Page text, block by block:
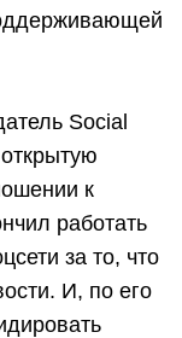
Social
к
работать
за то, что
И, по его